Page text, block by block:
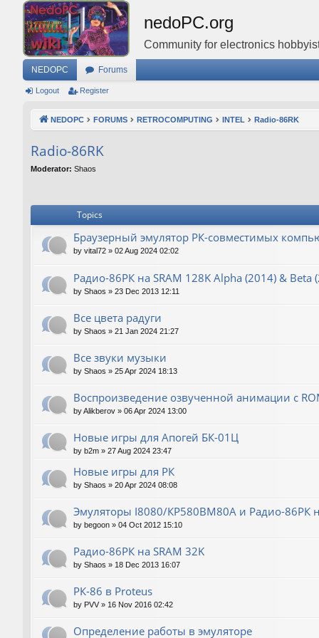
nedoPC.org
Community for electronics
NEDOPC Forums
Logout Register
NEDOPC FORUMS RETROCOMPUTING INTEL Radio-86RK
Radio-86RK
Moderator: Shaos
Topics
Браузерный эмулятор РК-совместимых
by vital72 » 02 Aug 2024 02:02
Радио-86РК на SRAM 128K Alpha (2014) & Beta
by Shaos » 23 Dec 2013 12:11
Все цвета радуги
by Shaos » 21 Jan 2024 21:27
Все звуки музыки
by Shaos » 25 Apr 2024 18:13
Воспроизведение озвученной анимации с
byAlikberov » 06 Apr 2024 13:00
Новые игры для Апогей БК-01Ц
by b2m » 27 Aug 2024 23:47
Новые игры для РК
by Shaos » 20 Apr 2024 08:08
Эмуляторы I8080/КР580ВМ80A и Радио-86РК
by begoon » 04 Oct 2012 15:10
Радио-86РК на SRAM 32K
by Shaos » 18 Dec 2013 16:07
РК-86 в Proteus
by PVV » 16 Nov 2016 02:42
Определение работы в эмуляторе